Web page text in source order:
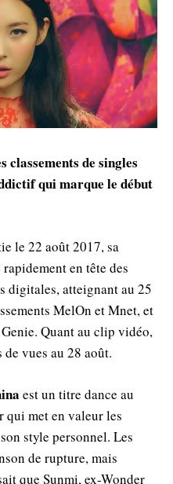
classements de singles
qui marque le début
le 22 août 2017, sa
rapidement en tête des
digitales, atteignant au 25
MelOn et Mnet, et
Quant au clip vidéo,
vues au 28 août.
est un titre dance au
qui met en valeur les
style personnel. Les
de rupture, mais
que Sunmi, ex-Wonder